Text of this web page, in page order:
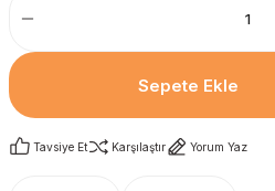
Sepete Ekle
Tavsiye Et Karşılaştır Yorum Yaz